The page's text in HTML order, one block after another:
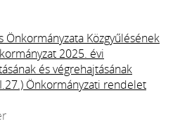
Önkormányzata Közgyűlésének
2025. évi
és végrehajtásának
Önkormányzati rendelet